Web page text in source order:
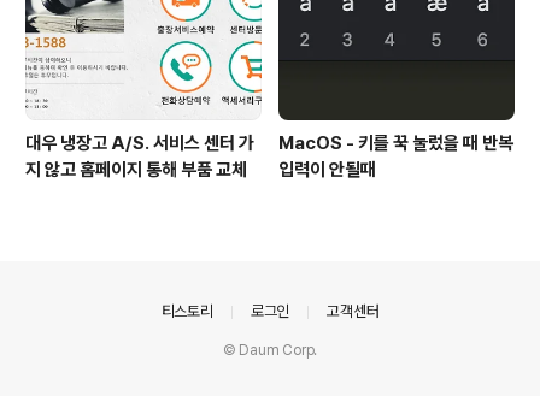
대우 냉장고 A/S. 서비스 센터 가
지 않고 홈페이지 통해 부품 교체
MacOS - 키를 꾹 눌렀을 때 반복
입력이 안될때
티스토리 로그인 고객센터
© Daum Corp.